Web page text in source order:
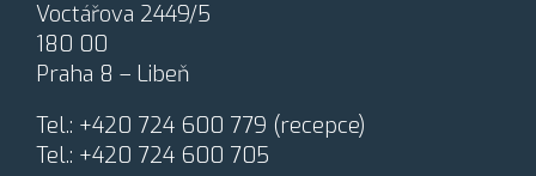
n
í
o
o
b
n
Voctářova 2449/5
180 00
Praha 8 – Libeň
Tel.: +420 724 600 779 (recepce)
Tel.: +420 724 600 705